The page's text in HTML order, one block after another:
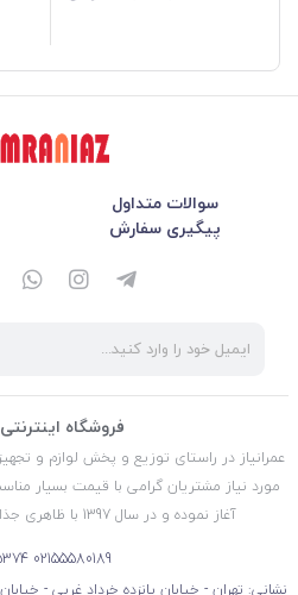
سوالات متداول
پیگیری سفارش
فروشگاه اینترنتی
عمرانیاز در راستای توزیع و پخش لوازم و
آغاز نموده و در سال 1397 با ظاهری جذاب و جدید ف
02155580189
نشانی: تهران - خیابان پانزده خرداد غربی -